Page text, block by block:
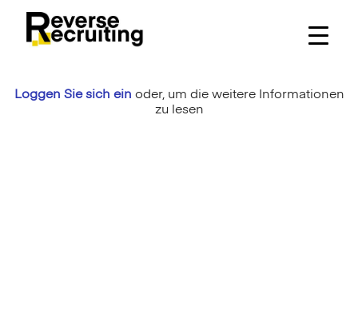
content
Loggen Sie sich ein oder, um die weitere Informationen
zu lesen